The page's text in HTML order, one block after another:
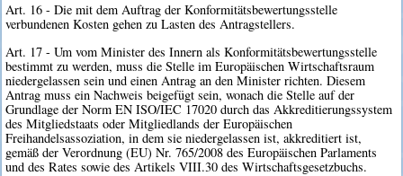
Art. 16 - Die mit dem Auftrag der Konformitätsbewertungsstelle
verbundenen Kosten gehen zu Lasten des Antragstellers.
Art. 17 - Um vom Minister des Innern als Konformitätsbewertungsstelle
bestimmt zu werden, muss die Stelle im Europäischen Wirtschaftsraum
niedergelassen sein und einen Antrag an den Minister richten. Diesem
Antrag muss ein Nachweis beigefügt sein, wonach die Stelle auf der
Grundlage der Norm EN ISO/IEC 17020 durch das Akkreditierungssystem
des Mitgliedstaats oder Mitgliedlands der Europäischen
Freihandelsassoziation, in dem sie niedergelassen ist, akkreditiert ist,
gemäß der Verordnung (EU) Nr. 765/2008 des Europäischen Parlaments
und des Rates sowie des Artikels VIII.30 des Wirtschaftsgesetzbuchs.